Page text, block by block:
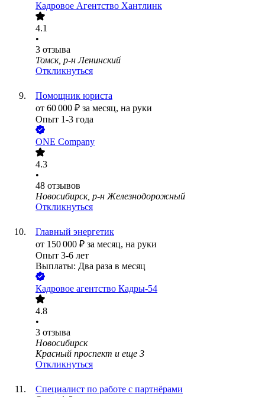
Кадровое Агентство Хантлинк
4.1
•
3 отзыва
Томск, р-н Ленинский
Откликнуться
Помощник юриста
от 60 000 ₽ за месяц, на руки
Опыт 1-3 года
ONE Company
4.3
•
48 отзывов
Новосибирск, р-н Железнодорожный
Откликнуться
Главный энергетик
от 150 000 ₽ за месяц, на руки
Опыт 3-6 лет
Выплаты: Два раза в месяц
Кадровое агентство Кадры-54
4.8
•
3 отзыва
Новосибирск
Красный проспект и еще 3
Откликнуться
Специалист по работе с партнёрами